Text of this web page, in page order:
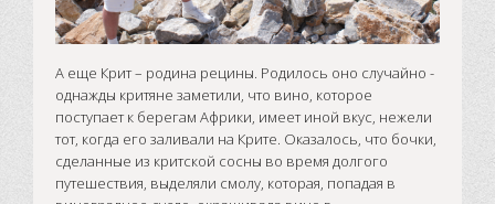
А еще Крит – родина рецины. Родилось оно случайно -
однажды критяне заметили, что вино, которое
поступает к берегам Африки, имеет иной вкус, нежели
тот, когда его заливали на Крите. Оказалось, что бочки,
сделанные из критской сосны во время долгого
путешествия, выделяли смолу, которая, попадая в